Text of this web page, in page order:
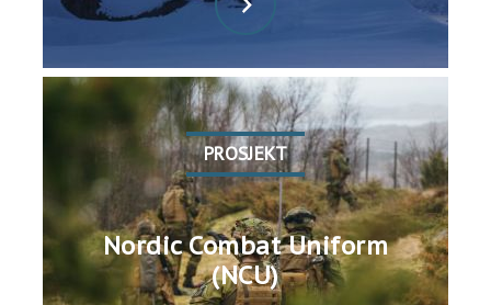
PROSJEKT
Nordic Combat Uniform
(NCU)